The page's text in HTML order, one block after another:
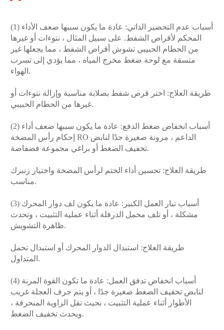
(1) أسباب عدم التحضير الذاتي: عادة ما يكون سببها ضعف الأداء
المحكم لأقراص الشفط. على سبيل المثال ، نتوءات أو غيرها
من الحطام الحبيبي تشوش أقراص الشفط ، مما يجعلها غير
متسقة مع لوحة ضغط مخرج المياه ، مما يؤدي إلى تسرب
الهواء.
طريقة العلاج: اختر قرص شفط بصلابة مناسبة وإزالة نتوءات أو
غيرها من الحطام الحبيبي.
(2) أسباب انخفاض ضغط الدفع: عادة ما يكون سببها ضعف أداء
إحكام رأس المضخة RO الداعم ، مرونة صغيرة جدًا لنابض
تخفيف الضغط أو براغي مجموعة فضفاضة.
طريقة العلاج: تحسين أداء الختم لرأس المضخة واختيار زنبرك
مناسب.
(3) أسباب تيار العمل الكبير: عادة ما يكون لف دوار المحرك
مشكلة ، أو تلف محمل الدرفلة أثناء عملية التثبيت ، وتحدث
ظاهرة التشويش.
طريقة العلاج: استبدال الدوار المحرك أو استبدال تحمل
المتداول.
(4) أسباب انخفاض تدفق العمل: عادة ما تكون القوة المرنة
لنابض تخفيف الضغط صغيرة جدًا ، أو يتم جرف العجلة غريب
الأطوار أثناء عملية التثبيت ، بحيث تقل الزاوية المنحرفة ،
ويحدث تخفيف الضغط.